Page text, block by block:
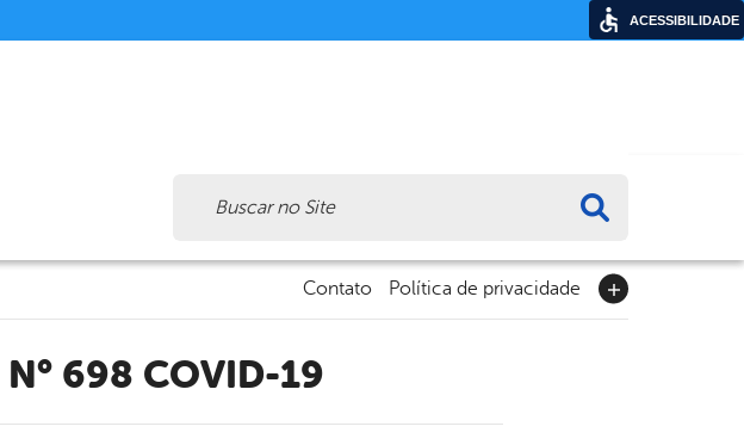
Contato Política de privacidade
698 COVID-19
ACESSIBILIDADE